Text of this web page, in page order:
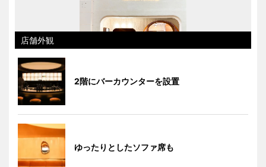
店舗外観
2階にバーカウンターを設置
ゆったりとしたソファ席も